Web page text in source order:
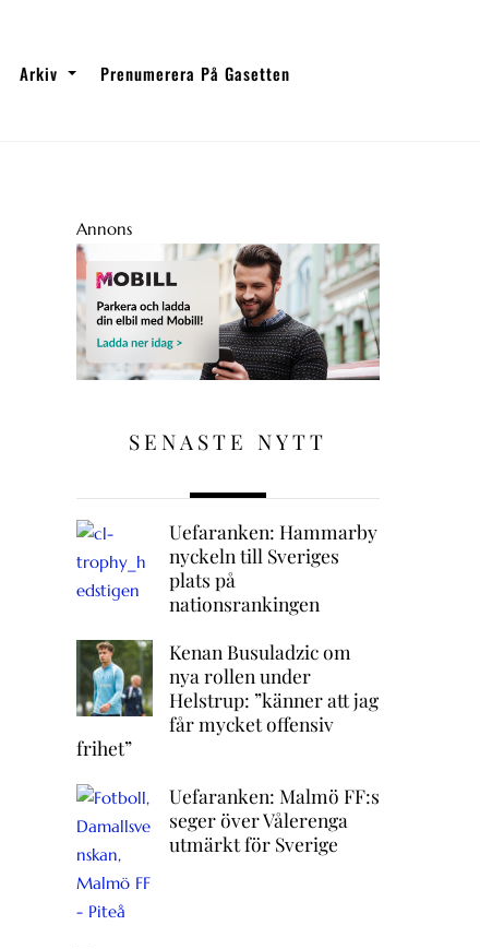
Arkiv Prenumerera På Gasetten
Annons
SENASTE NYTT
Uefaranken: Hammarby
nyckeln till Sveriges
plats på
nationsrankingen
Kenan Busuladzic om
nya rollen under
Helstrup: ”känner att jag
får mycket offensiv
frihet”
Uefaranken: Malmö FF:s
seger över Vålerenga
utmärkt för Sverige